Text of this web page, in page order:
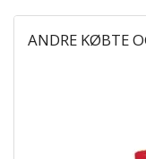
ANDRE KØBTE